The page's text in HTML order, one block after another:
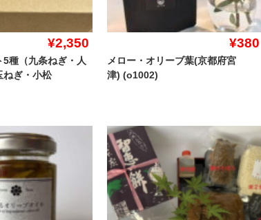
¥2,350
種（九条ねぎ・人
ねぎ・小松
¥380
メロー・オリーブ葉(京都府宮
津) (o1002)